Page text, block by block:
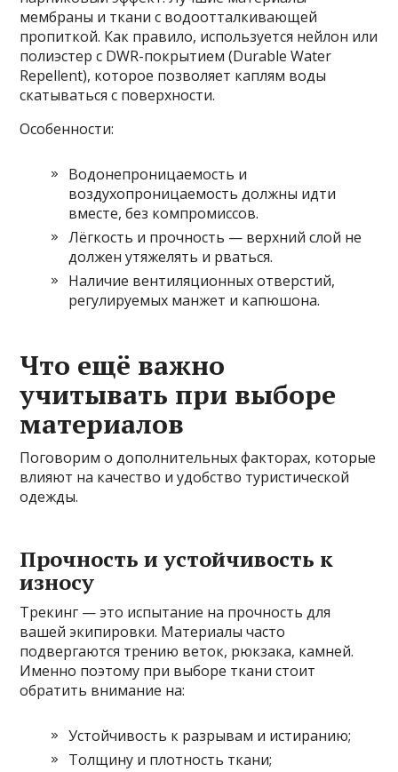
мембраны и ткани с водоотталкивающей
пропиткой. Как правило, используется нейлон или
полиэстер с DWR-покрытием (Durable Water
Repellent), которое позволяет каплям воды
скатываться с поверхности.
Особенности:
Водонепроницаемость и
воздухопроницаемость должны идти
вместе, без компромиссов.
Лёгкость и прочность — верхний слой не
должен утяжелять и рваться.
Наличие вентиляционных отверстий,
регулируемых манжет и капюшона.
Что ещё важно
учитывать при выборе
материалов
Поговорим о дополнительных факторах, которые
влияют на качество и удобство туристической
одежды.
Прочность и устойчивость к
износу
Трекинг — это испытание на прочность для
вашей экипировки. Материалы часто
подвергаются трению веток, рюкзака, камней.
Именно поэтому при выборе ткани стоит
обратить внимание на:
Устойчивость к разрывам и истиранию;
Толщину и плотность ткани;